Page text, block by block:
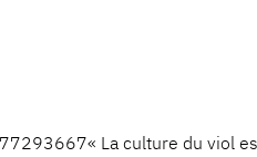
La culture du viol